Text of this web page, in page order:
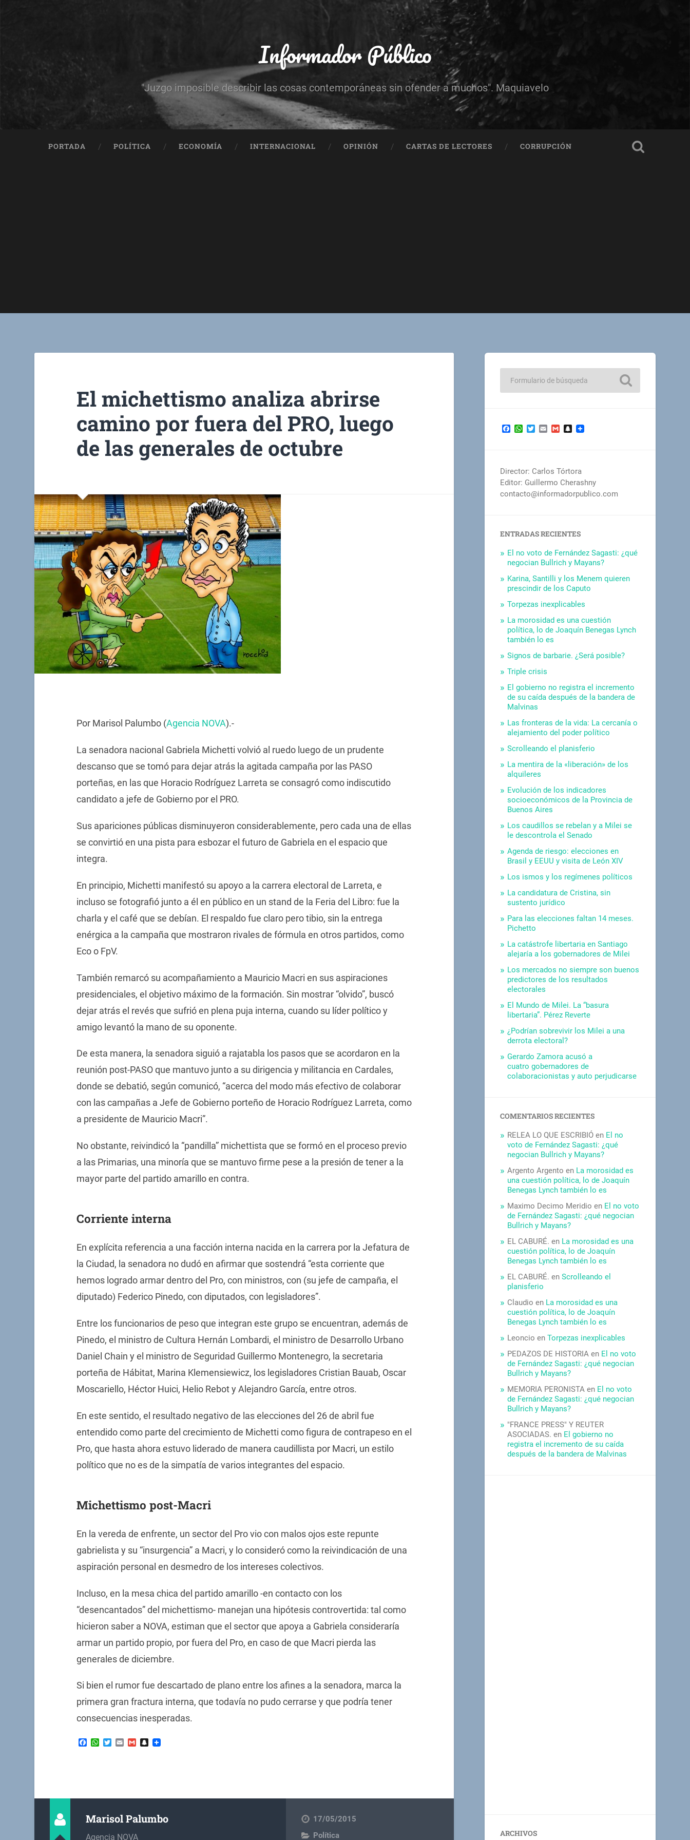
Informador Público
"Juzgo imposible describir las cosas contemporáneas sin ofender a muchos". Maquiavelo
PORTADA POLÍTICA ECONOMÍA INTERNACIONAL OPINIÓN CARTAS DE LECTORES CORRUPCIÓN
El michettismo analiza abrirse
camino por fuera del PRO, luego
de las generales de octubre
Por Marisol Palumbo (Agencia NOVA).-
La senadora nacional Gabriela Michetti volvió al ruedo luego de un prudente
descanso que se tomó para dejar atrás la agitada campaña por las PASO
porteñas, en las que Horacio Rodríguez Larreta se consagró como indiscutido
candidato a jefe de Gobierno por el PRO.
Sus apariciones públicas disminuyeron considerablemente, pero cada una de ellas
se convirtió en una pista para esbozar el futuro de Gabriela en el espacio que
integra.
En principio, Michetti manifestó su apoyo a la carrera electoral de Larreta, e
incluso se fotografió junto a él en público en un stand de la Feria del Libro: fue la
charla y el café que se debían. El respaldo fue claro pero tibio, sin la entrega
enérgica a la campaña que mostraron rivales de fórmula en otros partidos, como
Eco o FpV.
También remarcó su acompañamiento a Mauricio Macri en sus aspiraciones
presidenciales, el objetivo máximo de la formación. Sin mostrar “olvido”, buscó
dejar atrás el revés que sufrió en plena puja interna, cuando su líder político y
amigo levantó la mano de su oponente.
De esta manera, la senadora siguió a rajatabla los pasos que se acordaron en la
reunión post-PASO que mantuvo junto a su dirigencia y militancia en Cardales,
donde se debatió, según comunicó, “acerca del modo más efectivo de colaborar
con las campañas a Jefe de Gobierno porteño de Horacio Rodríguez Larreta, como
a presidente de Mauricio Macri”.
No obstante, reivindicó la “pandilla” michettista que se formó en el proceso previo
a las Primarias, una minoría que se mantuvo firme pese a la presión de tener a la
mayor parte del partido amarillo en contra.
Corriente interna
En explícita referencia a una facción interna nacida en la carrera por la Jefatura de
la Ciudad, la senadora no dudó en afirmar que sostendrá “esta corriente que
hemos logrado armar dentro del Pro, con ministros, con (su jefe de campaña, el
diputado) Federico Pinedo, con diputados, con legisladores”.
Entre los funcionarios de peso que integran este grupo se encuentran, además de
Pinedo, el ministro de Cultura Hernán Lombardi, el ministro de Desarrollo Urbano
Daniel Chain y el ministro de Seguridad Guillermo Montenegro, la secretaria
porteña de Hábitat, Marina Klemensiewicz, los legisladores Cristian Bauab, Oscar
Moscariello, Héctor Huici, Helio Rebot y Alejandro García, entre otros.
En este sentido, el resultado negativo de las elecciones del 26 de abril fue
entendido como parte del crecimiento de Michetti como figura de contrapeso en el
Pro, que hasta ahora estuvo liderado de manera caudillista por Macri, un estilo
político que no es de la simpatía de varios integrantes del espacio.
Michettismo post-Macri
En la vereda de enfrente, un sector del Pro vio con malos ojos este repunte
gabrielista y su “insurgencia” a Macri, y lo consideró como la reivindicación de una
aspiración personal en desmedro de los intereses colectivos.
Incluso, en la mesa chica del partido amarillo -en contacto con los
“desencantados” del michettismo- manejan una hipótesis controvertida: tal como
hicieron saber a NOVA, estiman que el sector que apoya a Gabriela consideraría
armar un partido propio, por fuera del Pro, en caso de que Macri pierda las
generales de diciembre.
Si bien el rumor fue descartado de plano entre los afines a la senadora, marca la
primera gran fractura interna, que todavía no pudo cerrarse y que podría tener
consecuencias inesperadas.
Facebook
WhatsApp
Twitter
EmailGmailSnapchat
Marisol Palumbo
Agencia NOVA
17/05/2015
Política
Facebook
WhatsApp
TwitterEmailGmailSnapchat
Director: Carlos Tórtora
Editor: Guillermo Cherashny
contacto@informadorpublico.com
ENTRADAS RECIENTES
El no voto de Fernández Sagasti: ¿qué
negocian Bullrich y Mayans?
Karina, Santilli y los Menem quieren
prescindir de los Caputo
Torpezas inexplicables
La morosidad es una cuestión
política, lo de Joaquín Benegas Lynch
también lo es
Signos de barbarie. ¿Será posible?
Triple crisis
El gobierno no registra el incremento
de su caída después de la bandera de
Malvinas
Las fronteras de la vida: La cercanía o
alejamiento del poder político
Scrolleando el planisferio
La mentira de la «liberación» de los
alquileres
Evolución de los indicadores
socioeconómicos de la Provincia de
Buenos Aires
Los caudillos se rebelan y a Milei se
le descontrola el Senado
Agenda de riesgo: elecciones en
Brasil y EEUU y visita de León XIV
Los ismos y los regímenes políticos
La candidatura de Cristina, sin
sustento jurídico
Para las elecciones faltan 14 meses.
Pichetto
La catástrofe libertaria en Santiago
alejaría a los gobernadores de Milei
Los mercados no siempre son buenos
predictores de los resultados
electorales
El Mundo de Milei. La “basura
libertaria”. Pérez Reverte
¿Podrían sobrevivir los Milei a una
derrota electoral?
Gerardo Zamora acusó a
cuatro gobernadores de
colaboracionistas y auto perjudicarse
COMENTARIOS RECIENTES
RELEA LO QUE ESCRIBIÓ en El no
voto de Fernández Sagasti: ¿qué
negocian Bullrich y Mayans?
Argento Argento en La morosidad es
una cuestión política, lo de Joaquín
Benegas Lynch también lo es
Maximo Decimo Meridio en El no voto
de Fernández Sagasti: ¿qué negocian
Bullrich y Mayans?
EL CABURÉ. en La morosidad es una
cuestión política, lo de Joaquín
Benegas Lynch también lo es
EL CABURÉ. enScrolleando el
planisferio
Claudio en La morosidad es una
cuestión política, lo de Joaquín
Benegas Lynch también lo es
Leoncio enTorpezas inexplicables
PEDAZOS DE HISTORIA en El no voto
de Fernández Sagasti: ¿qué negocian
Bullrich y Mayans?
MEMORIA PERONISTA en El no voto
de Fernández Sagasti: ¿qué negocian
Bullrich y Mayans?
"FRANCE PRESS" Y REUTER
ASOCIADAS. en El gobierno no
registra el incremento de su caída
después de la bandera de Malvinas
ARCHIVOS